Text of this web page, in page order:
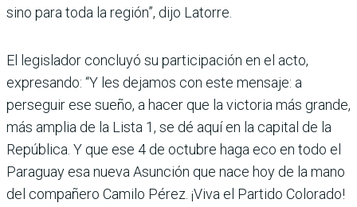
sino para toda la región”, dijo Latorre.
El legislador concluyó su participación en el acto,
expresando: “Y les dejamos con este mensaje: a
perseguir ese sueño, a hacer que la victoria más grande,
más amplia de la Lista 1, se dé aquí en la capital de la
República. Y que ese 4 de octubre haga eco en todo el
Paraguay esa nueva Asunción que nace hoy de la mano
del compañero Camilo Pérez. ¡Viva el Partido Colorado!